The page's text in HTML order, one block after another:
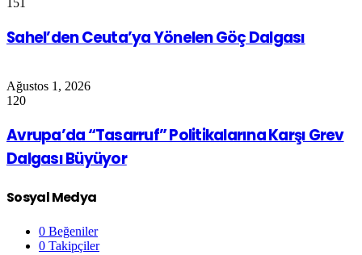
151
Sahel’den Ceuta’ya Yönelen Göç Dalgası
Ağustos 1, 2026
120
Avrupa’da “Tasarruf” Politikalarına Karşı Grev
Dalgası Büyüyor
Sosyal Medya
0 Beğeniler
0 Takipçiler